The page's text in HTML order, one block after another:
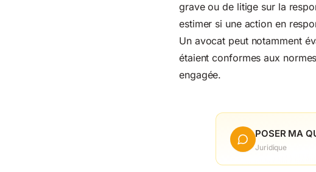
grave ou de litige sur la
estimer si une action en
Un avocat peut notamment
étaient conformes aux
engagée.
POSER MA
Juridique